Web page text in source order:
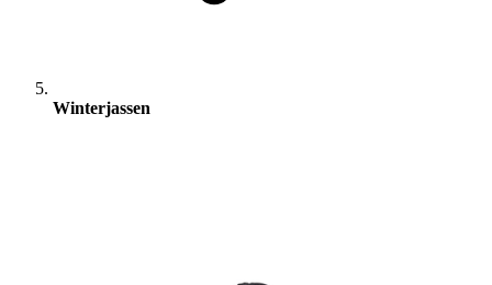
Winterjassen